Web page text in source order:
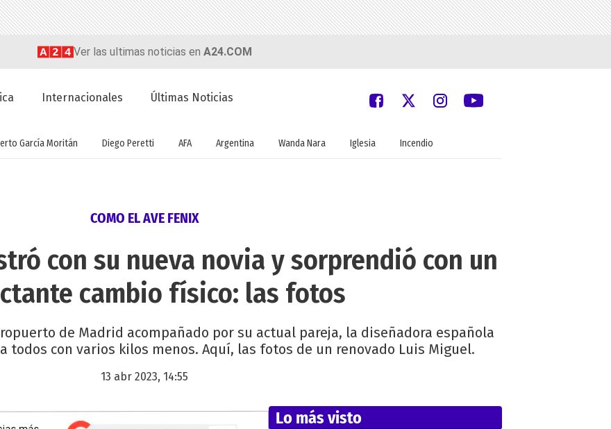
Ver las ultimas noticias en A24.COM
Internacionales Últimas Noticias
García Moritán Diego Peretti AFA Argentina Wanda Nara Iglesia Incendio
COMO EL AVE FENIX
con su nueva novia y sorprendió con un
cambio físico: las fotos
de Madrid acompañado por su actual pareja, la diseñadora española
todos con varios kilos menos. Aquí, las fotos de un renovado Luis Miguel.
13 abr 2023, 14:55
Lo más visto